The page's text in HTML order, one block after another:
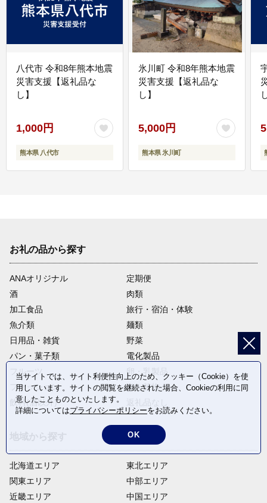
八代市 令和8年熊本地震
災害支援【返礼品な
し】
1,000円
熊本県 八代市
氷川町 令和8年熊本地震
災害支援【返礼品な
し】
5,000円
熊本県 氷川町
お礼の品から探す
ANAオリジナル
定期便
酒
肉類
加工食品
旅行・宿泊・体験
魚介類
麺類
日用品・雑貨
野菜
パン・菓子類
電化製品
フルーツ
卵・乳製品
ファッション
米・穀物
飲料(酒以外)
北海道エリア
関東エリア
近畿エリア
東北エリア
中部エリア
中国エリア
当サイトでは、サイト利便性向上のため、クッキー（Cookie）を使
用しています。サイトの閲覧を継続された場合、Cookieの利用に同
意したことものといたします。
詳細についてはプライバシーポリシーをお読みください。
OK